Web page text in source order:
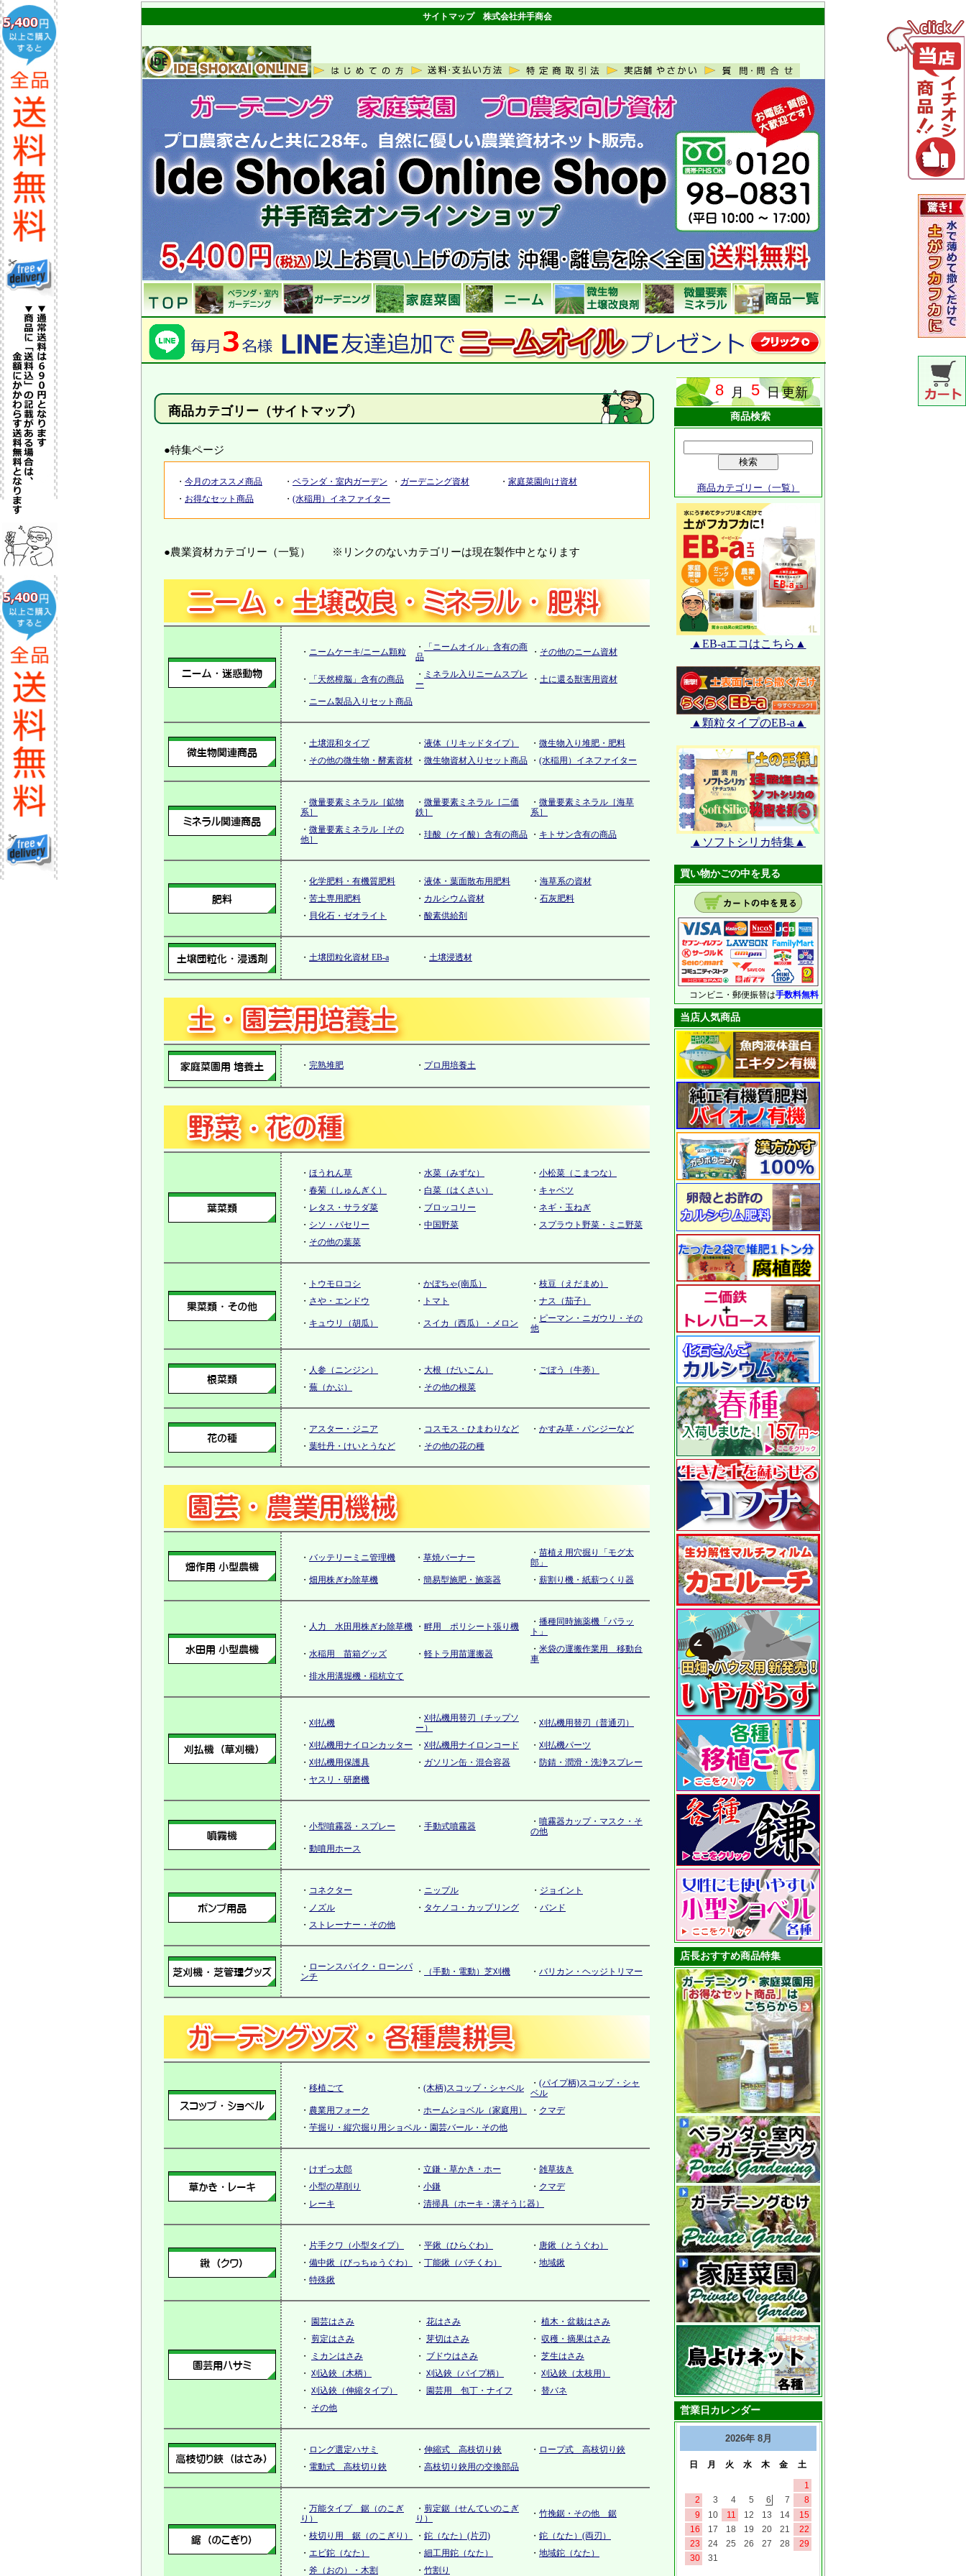
サイトマップ 株式会社井手商会
商品カテゴリー（サイトマップ）
●特集ページ
・ 今月のオススメ商品 ・ ベランダ・室内ガーデン ・ ガーデニング資材 ・ 家庭菜園向け資材
・ お得なセット商品 ・ (水稲用）イネファイター
●農業資材カテゴリー（一覧） ※リンクのないカテゴリーは現在製作中となります
・ ニームケーキ/ニーム顆粒 ・
「ニームオイル」含有の商
品
・ その他のニーム資材
・ 「天然樟脳」含有の商品 ・ ミネラル入りニームスプレ
ー
・ 土に還る獣害用資材
・ ニーム製品入りセット商品
・ 土壌混和タイプ ・ 液体（リキッドタイプ） ・ 微生物入り堆肥・肥料
・ その他の微生物・酵素資材 ・ 微生物資材入りセット商品 ・ (水稲用）イネファイター
・ 微量要素ミネラル［鉱物
系］
・ 微量要素ミネラル［二価
鉄］
・ 微量要素ミネラル［海草
系］
・ 微量要素ミネラル［その
他］
・ 珪酸（ケイ酸）含有の商品 ・ キトサン含有の商品
・ 化学肥料・有機質肥料 ・ 液体・葉面散布用肥料 ・ 海草系の資材
・ 苦土専用肥料 ・ カルシウム資材 ・ 石灰肥料
・ 貝化石・ゼオライト ・ 酸素供給剤
・ 土壌団粒化資材 EB-a ・ 土壌浸透材
・ 完熟堆肥 ・ プロ用培養土
・ ほうれん草 ・ 水菜（みずな） ・ 小松菜（こまつな）
・ 春菊（しゅんぎく） ・ 白菜（はくさい） ・ キャベツ
・ レタス・サラダ菜 ・ ブロッコリー ・ ネギ・玉ねぎ
・ シソ・パセリー ・ 中国野菜 ・ スプラウト野菜・ミニ野菜
・ その他の葉菜
・ トウモロコシ ・ かぼちゃ(南瓜） ・ 枝豆（えだまめ）
・ さや・エンドウ ・ トマト ・ ナス（茄子）
・ キュウリ（胡瓜） ・ スイカ（西瓜）・メロン ・ ピーマン・ニガウリ・その
他
・ 人参（ニンジン） ・ 大根（だいこん） ・ ごぼう（牛蒡）
・ 蕪（かぶ） ・ その他の根菜
・ アスター・ジニア ・ コスモス・ひまわりなど ・ かすみ草・パンジーなど
・ 葉牡丹・けいとうなど ・ その他の花の種
・ バッテリーミニ管理機 ・ 草焼バーナー ・ 苗植え用穴掘り「モグ太
郎」
・ 畑用株ぎわ除草機 ・ 簡易型施肥・施薬器 ・ 薪割り機・紙薪つくり器
・ 人力 水田用株ぎわ除草機 ・ 畔用 ポリシート張り機 ・ 播種同時施薬機「パラッ
ト」
・ 水稲用 苗箱グッズ ・ 軽トラ用苗運搬器 ・ 米袋の運搬作業用 移動台
車
・ 排水用溝堀機・稲杭立て
・ 刈払機 ・ 刈払機用替刃（チップソ
ー）
・ 刈払機用替刃（普通刃）
・ 刈払機用ナイロンカッター ・ 刈払機用ナイロンコード ・ 刈払機パーツ
・ 刈払機用保護具 ・ ガソリン缶・混合容器 ・ 防錆・潤滑・洗浄スプレー
・ ヤスリ・研磨機
・ 小型噴霧器・スプレー ・ 手動式噴霧器 ・ 噴霧器カップ・マスク・そ
の他
・ 動噴用ホース
・ コネクター ・ ニップル ・ ジョイント
・ ノズル ・ タケノコ・カップリング ・ バンド
・ ストレーナー・その他
・ ローンスパイク・ローンパ
ンチ
・ （手動・電動）芝刈機 ・ バリカン・ヘッジトリマー
・ 移植ごて ・ (木柄)スコップ・シャベル ・ (パイプ柄)スコップ・シャ
ベル
・ 農業用フォーク ・ ホームショベル（家庭用） ・ クマデ
・ 芋掘り・縦穴掘り用ショベル・園芸バール・その他
・ けずっ太郎 ・ 立鎌・草かき・ホー ・ 雑草抜き
・ 小型の草削り ・ 小鎌 ・ クマデ
・ レーキ ・ 清掃具（ホーキ・溝そうじ器）
・ 片手クワ（小型タイプ） ・ 平鍬（ひらぐわ） ・ 唐鍬（とうぐわ）
・ 備中鍬（びっちゅうぐわ） ・ 丁能鍬（バチくわ） ・ 地域鍬
・ 特殊鍬
・ 園芸はさみ ・ 花はさみ ・ 植木・盆栽はさみ
・ 剪定はさみ ・ 芽切はさみ ・ 収穫・摘果はさみ
・
ミカンはさみ ・ ブドウはさみ ・ 芝生はさみ
・ 刈込鋏（木柄） ・ 刈込鋏（パイプ柄） ・ 刈込鋏（太枝用）
・ 刈込鋏（伸縮タイプ） ・ 園芸用 包丁・ナイフ ・ 替バネ
・ その他
・ ロング選定ハサミ ・ 伸縮式 高枝切り鋏 ・ ロープ式 高枝切り鋏
・ 電動式 高枝切り鋏 ・ 高枝切り鋏用の交換部品
・ 万能タイプ 鋸（のこぎ
り）
・ 剪定鋸（せんていのこぎ
り）
・ 竹挽鋸・その他 鋸
・ 枝切り用 鋸（のこぎり） ・ 鉈（なた）(片刃) ・ 鉈（なた）(両刃）
・ エビ鉈（なた） ・ 細工用鉈（なた） ・ 地域鉈（なた）
・ 斧（おの）・木割 ・ 竹割り
商品検索
商品カテゴリー（一覧）
▲EB-aエコはこちら▲
▲顆粒タイプのEB-a▲
▲ソフトシリカ特集▲
買い物かごの中を見る
コンビニ・郵便振替は手数料無料
当店人気商品
店長おすすめ商品特集
営業日カレンダー